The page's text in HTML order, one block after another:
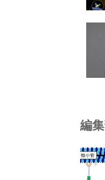
編